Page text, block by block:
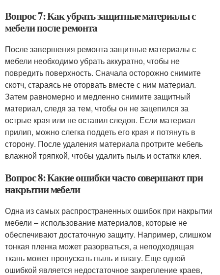
Вопрос 7: Как убрать защитные материалы с
мебели после ремонта
После завершения ремонта защитные материалы с
мебели необходимо убрать аккуратно, чтобы не
повредить поверхность. Сначала осторожно снимите
скотч, стараясь не оторвать вместе с ним материал.
Затем равномерно и медленно снимите защитный
материал, следя за тем, чтобы он не зацепился за
острые края или не оставил следов. Если материал
прилип, можно слегка поддеть его края и потянуть в
сторону. После удаления материала протрите мебель
влажной тряпкой, чтобы удалить пыль и остатки клея.
Вопрос 8: Какие ошибки часто совершают при
накрытии мебели
Одна из самых распространенных ошибок при накрытии
мебели – использование материалов, которые не
обеспечивают достаточную защиту. Например, слишком
тонкая пленка может разорваться, а неподходящая
ткань может пропускать пыль и влагу. Еще одной
ошибкой является недостаточное закрепление краев,